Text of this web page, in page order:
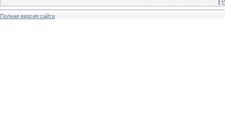
[
Полная версия сайта